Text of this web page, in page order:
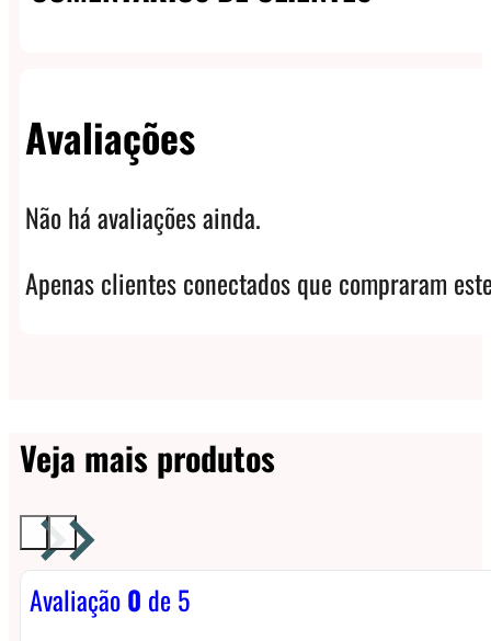
Avaliações
Não há avaliações ainda.
Apenas clientes conectados que compraram
Veja mais produtos
Avaliação0 de 5